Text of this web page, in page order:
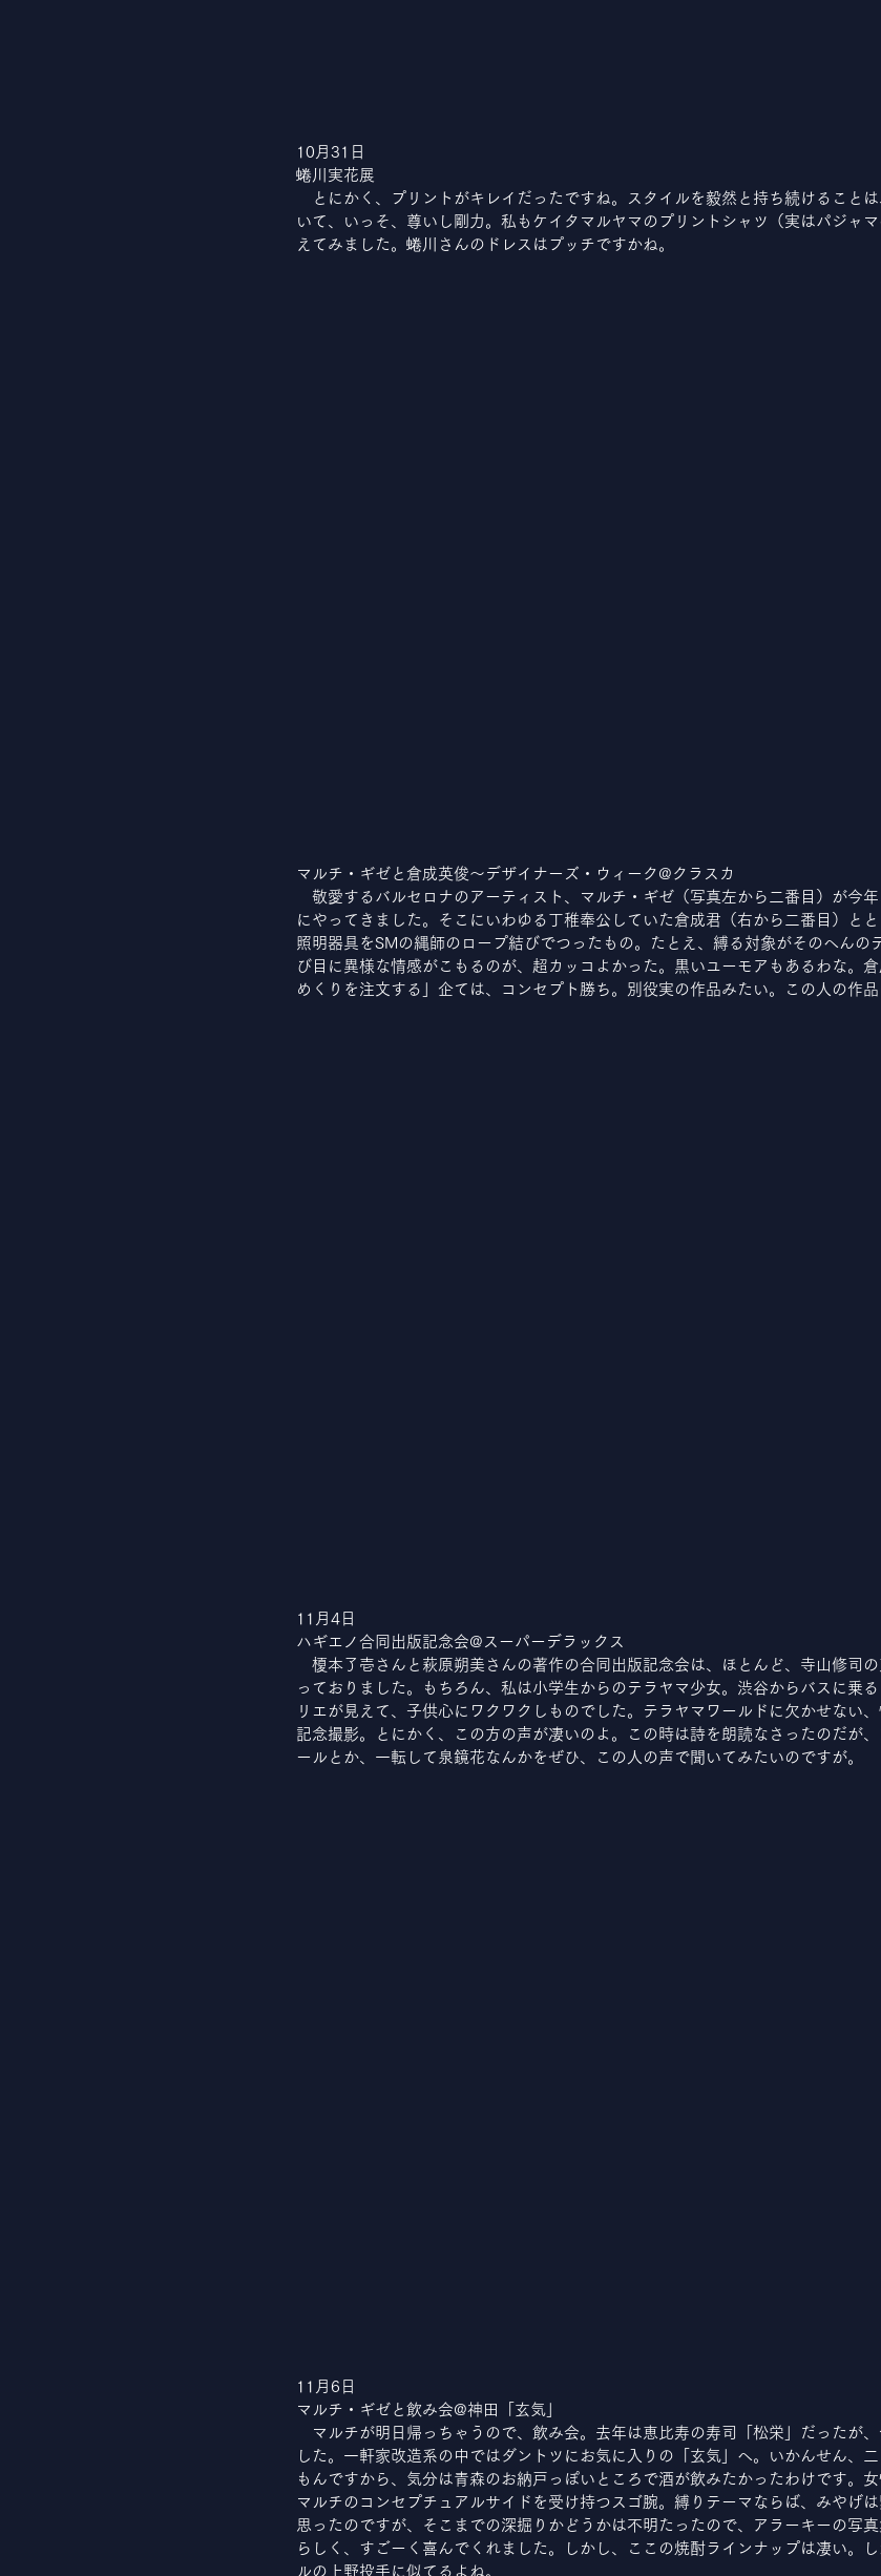
10月31日
蜷川実花展
とにかく、プリントがキレイだったですね。スタイルを毅然と持ち続けること
いて、いっそ、尊いし剛力。私もケイタマルヤマのプリントシャツ（実はパジャ
えてみました。蜷川さんのドレスはプッチですかね。
マルチ・ギゼと倉成英俊～デザイナーズ・ウィーク@クラスカ
敬愛するバルセロナのアーティスト、マルチ・ギゼ（写真左から二番目）が今
にやってきました。そこにいわゆる丁稚奉公していた倉成君（右から二番目）とと
照明器具をSMの縄師のロープ結びでつったもの。たとえ、縛る対象がそのへんの
び目に異様な情感がこもるのが、超カッコよかった。黒いユーモアもあるわな。
めくりを注文する」企ては、コンセプト勝ち。別役実の作品みたい。この人の作品
11月4日
ハギエノ合同出版記念会@スーパーデラックス
榎本了壱さんと萩原朔美さんの著作の合同出版記念会は、ほとんど、寺山修司
っておりました。もちろん、私は小学生からのテラヤマ少女。渋谷からバスに乗
リエが見えて、子供心にワクワクしものでした。テラヤマワールドに欠かせない
記念撮影。とにかく、この方の声が凄いのよ。この時は詩を朗読なさったのだが
ールとか、一転して泉鏡花なんかをぜひ、この人の声で聞いてみたいのですが。
11月6日
マルチ・ギゼと飲み会@神田「玄気」
マルチが明日帰っちゃうので、飲み会。去年は恵比寿の寿司「松栄」だったが
した。一軒家改造系の中ではダントツにお気に入りの「玄気」へ。いかんせん、
もんですから、気分は青森のお納戸っぽいところで酒が飲みたかったわけです。女
マルチのコンセプチュアルサイドを受け持つスゴ腕。縛りテーマならば、みやげ
思ったのですが、そこまでの深掘りかどうかは不明たったので、アラーキーの写
らしく、すごーく喜んでくれました。しかし、ここの焼酎ラインナップは凄い。
ルの上野投手に似てるよね。